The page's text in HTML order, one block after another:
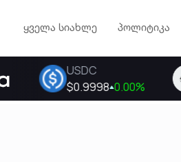
ყველა სიახლე პოლიტიკა